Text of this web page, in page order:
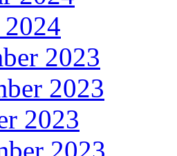
2024
2023
2023
2023